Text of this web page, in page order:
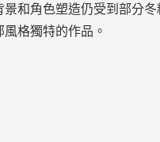
和角色塑造仍受到部分冬
格獨特的作品。